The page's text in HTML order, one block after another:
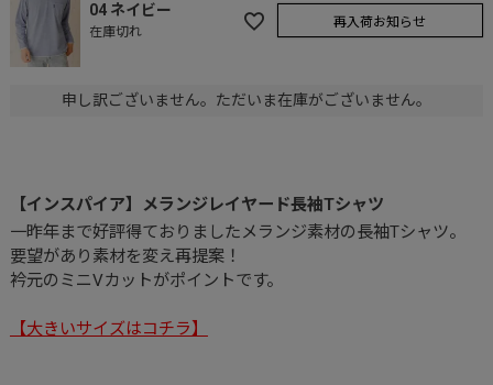
04 ネイビー
在庫切れ
再入荷お知らせ
申し訳ございません。ただいま在庫がございません。
【インスパイア】メランジレイヤード長袖Tシャツ
一昨年まで好評得ておりましたメランジ素材の長袖Tシャツ。
要望があり素材を変え再提案！
衿元のミニVカットがポイントです。
【大きいサイズはコチラ】